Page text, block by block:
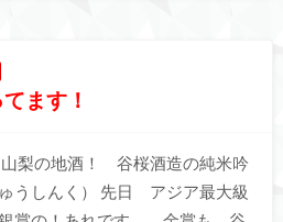
ます！
梨の地酒！ 谷桜酒造の純米吟
うしんく） 先日 アジア最大級